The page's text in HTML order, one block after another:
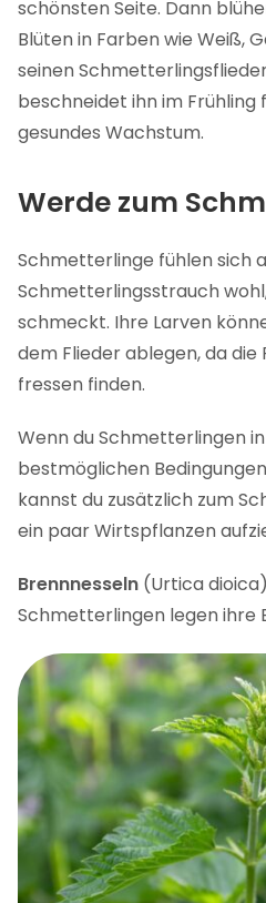
Schmetterlingsstrauch-
Probleme beim
Schmetterlingsstrauch
schönsten Seite. Dann
Blüten in Farben wie Weiß,
seinen
beschneidet ihn im
gesundes Wachstum.
Werde zum
Schmetterlinge fühlen sich
Schmetterlingsstrauch
schmeckt. Ihre Larven
dem Flieder ablegen, da
fressen finden.
Wenn du Schmetterlingen
bestmöglichen
kannst du zusätzlich zum
ein paar Wirtspflanzen
Brennnesseln (Urtica
Schmetterlingen legen ihre